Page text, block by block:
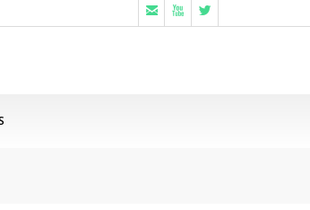
  